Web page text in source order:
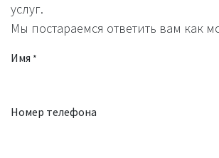
услуг.
Мы постараемся ответить вам как
Имя *
Номер телефона